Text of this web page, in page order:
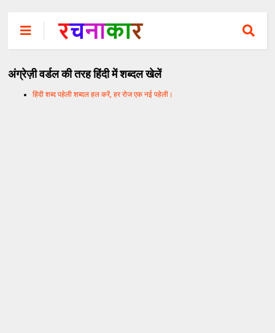
अंग्रेज़ी वर्डल की तरह हिंदी में शब्दल खेलें
हिंदी शब्द पहेली शब्दल हल करें, हर रोज एक नई पहेली।